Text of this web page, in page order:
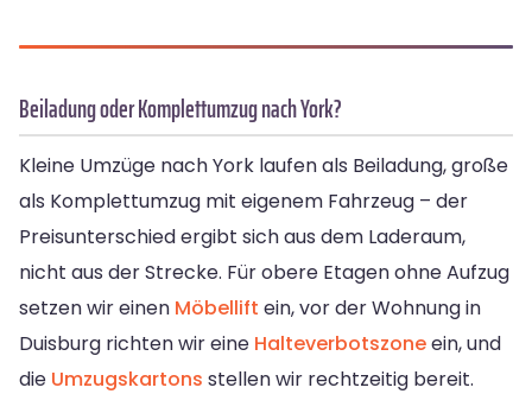
Beiladung oder Komplettumzug nach York?
Kleine Umzüge nach York laufen als Beiladung, große
als Komplettumzug mit eigenem Fahrzeug – der
Preisunterschied ergibt sich aus dem Laderaum,
nicht aus der Strecke. Für obere Etagen ohne Aufzug
setzen wir einen Möbellift ein, vor der Wohnung in
Duisburg richten wir eine Halteverbotszoneein, und
die Umzugskartons stellen wir rechtzeitig bereit.